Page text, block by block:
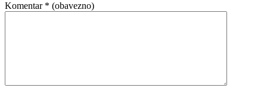
Komentar * (obavezno)